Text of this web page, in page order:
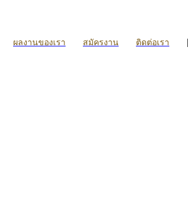
ผลงานของเรา สมัครงาน ติดต่อเรา |